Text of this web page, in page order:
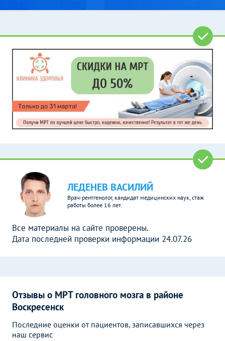
ЛЕДЕНЕВ ВАСИЛИЙ
Врач-рентгенолог, кандидат медицинских наук, стаж
работы более 16 лет.
Все материалы на сайте проверены.
Дата последней проверки информации 24.07.26
Отзывы о МРТ головного мозга в районе
Воскресенск
Последние оценки от пациентов, записавшихся через
наш сервис